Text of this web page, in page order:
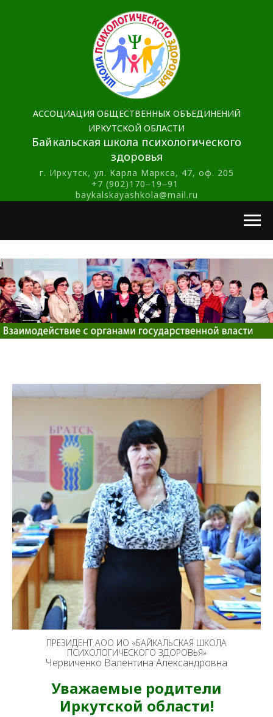
АССОЦИАЦИЯ ОБЩЕСТВЕННЫХ ОБЪЕДИНЕНИЙ
ИРКУТСКОЙ ОБЛАСТИ
Байкальская школа психологического
здоровья
г. Иркутск, ул. Карла Маркса, 47, оф. 205
+7 (902)170‒19‒91
baykalskayashkola@mail.ru
ПРЕЗИДЕНТ АОО ИО «БАЙКАЛЬСКАЯ ШКОЛА
ПСИХОЛОГИЧЕСКОГО ЗДОРОВЬЯ»
Червиченко Валентина Александровна
Уважаемые родители
Иркутской области!